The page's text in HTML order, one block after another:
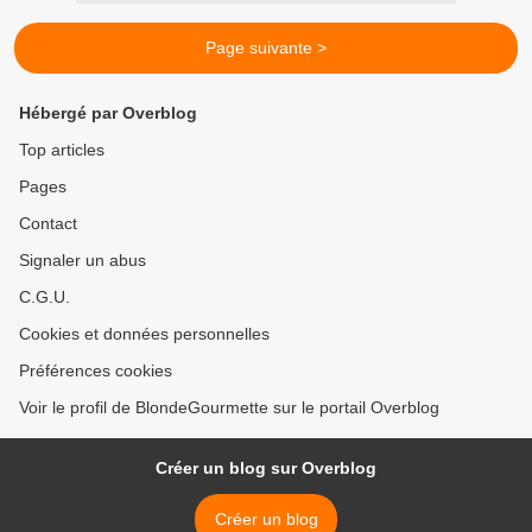
Page suivante >
Hébergé par Overblog
Top articles
Pages
Contact
Signaler un abus
C.G.U.
Cookies et données personnelles
Préférences cookies
Voir le profil de BlondeGourmette sur le portail Overblog
Créer un blog sur Overblog
Créer un blog